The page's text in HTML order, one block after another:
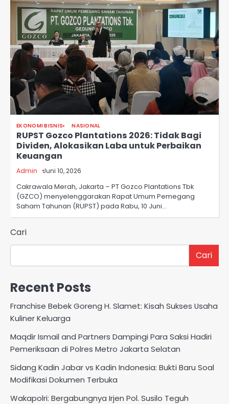
EKONOMI BISNIS NASIONAL
RUPST Gozco Plantations 2026: Tidak Bagi
Dividen, Alokasikan Laba untuk Perbaikan
Keuangan
Admin Juni 10, 2026
Cakrawala Merah, Jakarta – PT Gozco Plantations Tbk
(GZCO) menyelenggarakan Rapat Umum Pemegang
Saham Tahunan (RUPST) pada Rabu, 10 Juni…
Cari
Cari
Recent Posts
Franchise Bebek Goreng H. Slamet: Kisah Sukses Usaha
Kuliner Keluarga
Maqdir Ismail and Partners Dampingi Para Saksi Hadiri
Pemeriksaan di Polres Metro Jakarta Selatan
Sidang Kadin Jabar vs Kadin Indonesia: Bukti Baru Soal
Modifikasi Dokumen Terbuka
Wakapolri: Bergabungnya Irjen Pol. Susilo Teguh